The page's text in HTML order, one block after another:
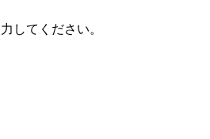
してください。